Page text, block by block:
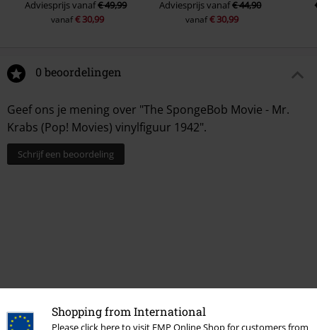
Shopping from International
Please click here to visit EMP Online Shop for customers from
Adviesprijsvanaf€ 49,99
vanaf€ 30,99
Adviesprijsvanaf€ 44,90
vanaf€ 30,99
0 beoordelingen
Geef ons je mening over "The SpongeBob Movie - Mr.
Krabs (Pop! Movies) vinylfiguur 1942".
Schrijf een beoordeling